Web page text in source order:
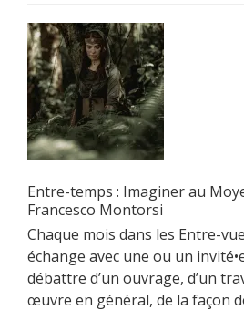
Entre-temps : Imaginer au
Francesco Montorsi
Chaque mois dans les Entre-
échange avec une ou un
débattre d’un ouvrage, d’un
œuvre en général, de la façon